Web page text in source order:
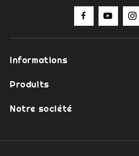
Informations
Produits
Notre société